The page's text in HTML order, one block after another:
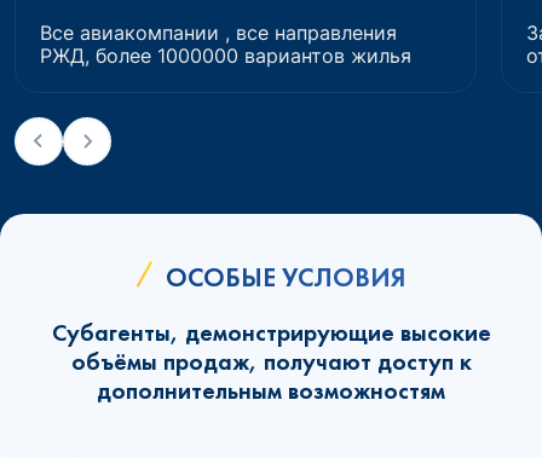
Все авиакомпании , все направления
РЖД, более 1000000 вариантов жилья
ОСОБЫЕ УСЛОВИЯ
Субагенты, демонстрирующие высокие
объёмы продаж, получают доступ к
дополнительным возможностям